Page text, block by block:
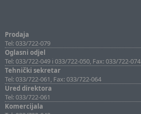
Prodaja
Tel: 033/722-079
Oglasni odjel
Tel: 033/722-049 i 033/722-050, Fax: 033/722-074
Tehnički sekretar
Tel: 033/722-061, Fax: 033/722-064
Ured direktora
Tel: 033/722-061
Komercijala